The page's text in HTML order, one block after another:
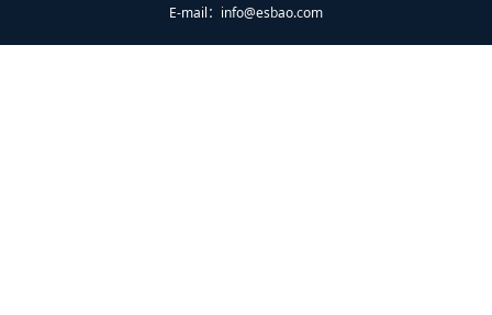
E-mail： info@esbao.com